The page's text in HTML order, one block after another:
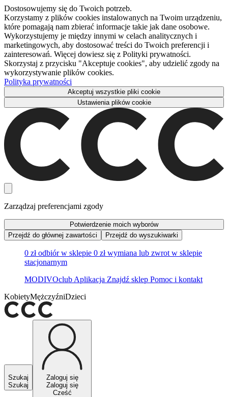
Dostosowujemy się do Twoich potrzeb.
Korzystamy z plików cookies instalowanych na Twoim urządzeniu,
które pomagają nam zbierać informacje takie jak dane osobowe.
Wykorzystujemy je między innymi w celach analitycznych i
marketingowych, aby dostosować treści do Twoich preferencji i
zainteresowań. Więcej dowiesz się z Polityki prywatności.
Skorzystaj z przycisku "Akceptuje cookies", aby udzielić zgody na
wykorzystywanie plików cookies.
Polityka prywatności
Akceptuj wszystkie pliki cookie
Ustawienia plików cookie
Zarządzaj preferencjami zgody
Potwierdzenie moich wyborów
Przejdź do głównej zawartości
Przejdź do wyszukiwarki
0 zł odbiór w sklepie 0 zł wymiana lub zwrot w sklepie
stacjonarnym
MODIVOclub Aplikacja Znajdź sklep Pomoc i kontakt
KobietyMężczyźniDzieci
Szukaj
Szukaj
Zaloguj się
Zaloguj się
Cześć